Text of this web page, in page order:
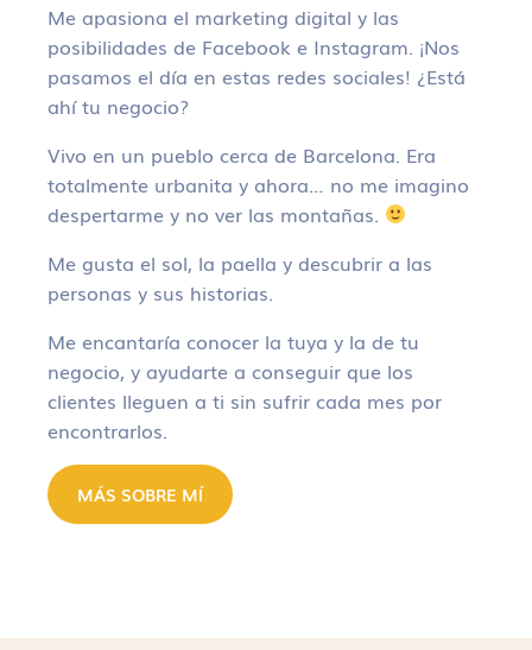
Me apasiona el marketing digital y las
posibilidades de Facebook e Instagram. ¡Nos
pasamos el día en estas redes sociales! ¿Está
ahí tu negocio?
Vivo en un pueblo cerca de Barcelona. Era
totalmente urbanita y ahora… no me imagino
despertarme y no ver las montañas.
Me gusta el sol, la paella y descubrir a las
personas y sus historias.
Me encantaría conocer la tuya y la de tu
negocio, y ayudarte a conseguir que los
clientes lleguen a ti sin sufrir cada mes por
encontrarlos.
MÁS SOBRE MÍ